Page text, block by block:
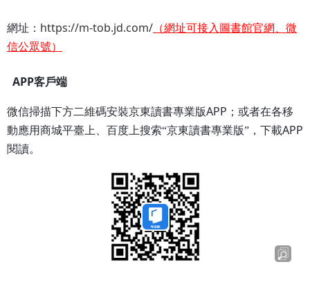
網址： https://m-tob.jd.com/ （網址可接入圖書館官網、微
信公眾號）
APP客戶端
微信掃描下方二維碼安裝京東讀書專業版APP ；或者在各移
動應用商城平臺上、百度上搜索“京東讀書專業版”，下載APP
閱讀。